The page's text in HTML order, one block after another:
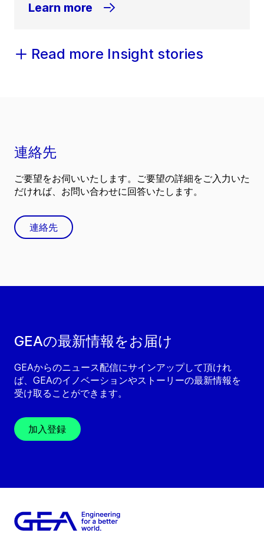
Learn more
Read more Insight stories
GEAの最新情報をお届け
GEAからのニュース配信にサインアップして頂けれ
ば、GEAのイノベーションやストーリーの最新情報を
受け取ることができます。
加入登録
連絡先
ご要望をお伺いいたします。ご要望の詳細をご入力いた
だければ、お問い合わせに回答いたします。
連絡先